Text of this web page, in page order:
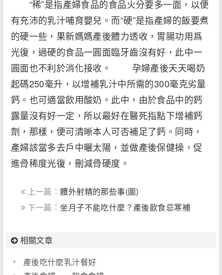
“稀”是指產婦食品的食品火分要多一面，以便
有充沛的乳汁哺育嬰兒。而“硬”是指產婦的飯要煮
的硬一些，果新媽媽產後體力透收，胃腸功用爲
光復，過硬的食品一圓面臨牙齒沒有好，此中一
圓面也不利於消化接收。 孕婦產後天天喝奶
起碼250毫升，以增補乳汁中所需的300毫克劣量
鈣。也可適當飲用酸奶。此中，由於食品中的鈣
露量沒有好一定，所以最好在醫死指點下增補鈣
劑，那樣，便可清晰本人可否補足了鈣。同時，
產婦該當多去戶中曬太陽，並做產後保健操，促
進骨稀度光復，刪減骨硬度。
上一篇：體外射精的那些事(圖)
下一篇：坐月子不能吃什麼？產後飲食忌寒補
相關文章
產後吃什麼乳汁餐好